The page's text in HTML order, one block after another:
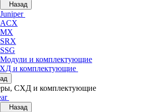
Назад
Juniper
ACX
MX
SRX
SSG
Модули и комплектующие
и комплектующие
СХД и комплектующие
Назад